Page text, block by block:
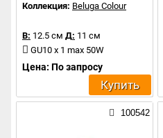
Коллекция: Beluga Colour
В: 12.5 см Д: 11 см
GU10 x 1 max 50W
Цена: По запросу
Купить
100542